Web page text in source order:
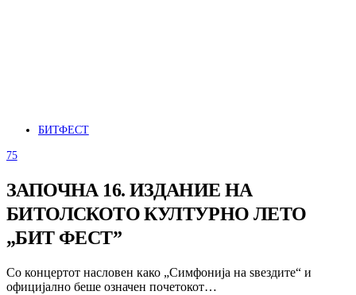
БИТФЕСТ
75
ЗАПОЧНА 16. ИЗДАНИЕ НА
БИТОЛСКОТО КУЛТУРНО ЛЕТО
„БИТ ФЕСТ”
Со концертот насловен како „Симфонија на ѕвездите“ и
официјално беше означен почетокот…